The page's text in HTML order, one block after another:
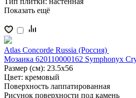
Показать ещё
Atlas Concorde Russia (Россия)
Мозаика 620110000162 Symphonyx
Размер (см): 23.5x56
Цвет: кремовый
Поверхность лаппатированная
Рисунок поверхности под камень